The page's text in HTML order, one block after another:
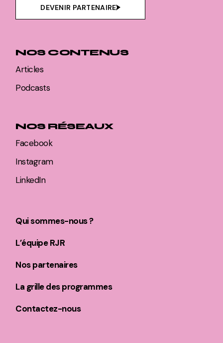
DEVENIR PARTENAIRE
NOS CONTENUS
Articles
Podcasts
NOS RÉSEAUX
Facebook
Instagram
LinkedIn
Qui sommes-nous ?
L’équipe RJR
Nos partenaires
La grille des programmes
Contactez-nous